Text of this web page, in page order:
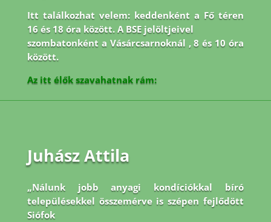
Itt találkozhat velem: keddenként a Fő téren
16 és 18 óra között. A BSE jelöltjeivel
szombatonként a Vásárcsarnoknál , 8 és 10 óra
között.
Az itt élők szavahatnak rám:
Juhász Attila
„Nálunk jobb anyagi kondíciókkal bíró
településekkel összemérve is szépen fejlődött
Siófok